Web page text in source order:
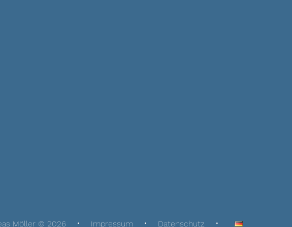
Möller © 2026 Impressum Datenschutz